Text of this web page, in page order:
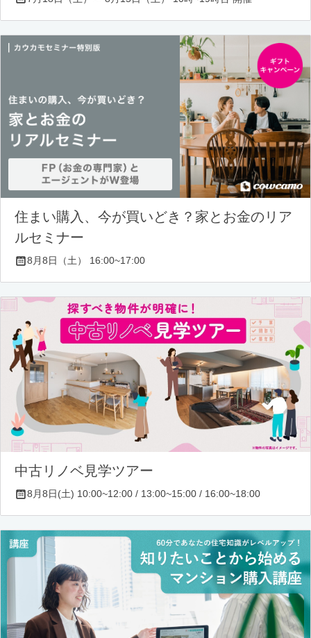
住まい購入、今が買いどき？家とお金のリア
ルセミナー
8月8日（土） 16:00~17:00
中古リノベ見学ツアー
8月8日(土) 10:00~12:00 / 13:00~15:00 / 16:00~18:00